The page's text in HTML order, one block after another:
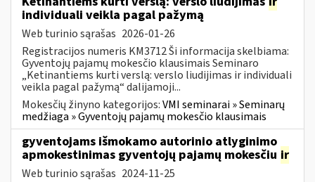
individuali veikla pagal pažymą
Web turinio sąrašas 2026-01-26
Registracijos numeris KM3712 Ši informacija skelbiama:
Gyventojų pajamų mokesčio klausimais Seminaro
„Ketinantiems kurti verslą: verslo liudijimas ir individuali
veikla pagal pažymą“ dalijamoji...
Mokesčių žinyno kategorijos:VMI seminarai » Seminarų
medžiaga » Gyventojų pajamų mokesčio klausimais
gyventojams išmokamo autorinio atlyginimo
apmokestinimas gyventojų pajamų mokesčiu ir
Web turinio sąrašas 2024-11-25